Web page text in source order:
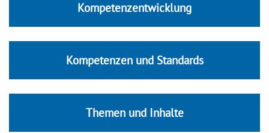
Kompetenzentwicklung
Kompetenzen und Standards
Themen und Inhalte